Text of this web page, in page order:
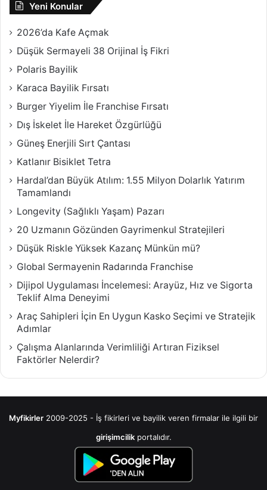
Yeni Konular
2026’da Kafe Açmak
Düşük Sermayeli 38 Orijinal İş Fikri
Polaris Bayilik
Karaca Bayilik Fırsatı
Burger Yiyelim İle Franchise Fırsatı
Dış İskelet İle Hareket Özgürlüğü
Güneş Enerjili Sırt Çantası
Katlanır Bisiklet Tetra
Hardal’dan Büyük Atılım: 1.55 Milyon Dolarlık Yatırım
Tamamlandı
Longevity (Sağlıklı Yaşam) Pazarı
20 Uzmanın Gözünden Gayrimenkul Stratejileri
Düşük Riskle Yüksek Kazanç Münkün mü?
Global Sermayenin Radarında Franchise
Dijipol Uygulaması İncelemesi: Arayüz, Hız ve Sigorta
Teklif Alma Deneyimi
Araç Sahipleri İçin En Uygun Kasko Seçimi ve Stratejik
Adımlar
Çalışma Alanlarında Verimliliği Artıran Fiziksel
Faktörler Nelerdir?
Myfikirler 2009-2025 - İş fikirleri ve bayilik veren firmalar ile ilgili bir
girişimcilikportalıdır.